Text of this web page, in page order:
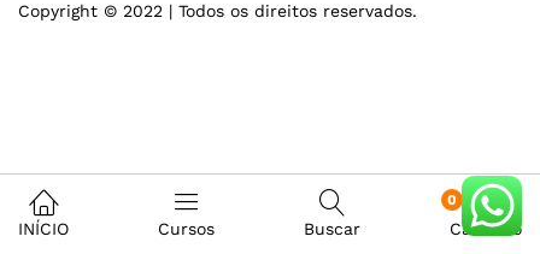
Copyright © 2022 | Todos os direitos reservados.
INÍCIO Cursos Buscar
0
Carrinho